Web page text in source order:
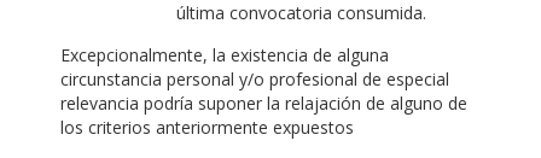
última convocatoria consumida.
Excepcionalmente, la existencia de alguna
circunstancia personal y/o profesional de especial
relevancia podría suponer la relajación de alguno de
los criterios anteriormente expuestos